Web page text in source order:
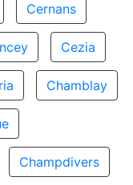
Cernans
Cezia
Chamblay
Champdivers